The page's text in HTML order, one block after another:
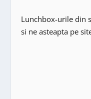
Lunchbox-urile din
si ne asteapta pe